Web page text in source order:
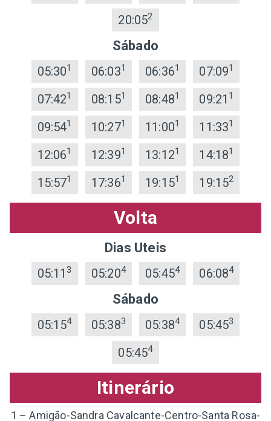
20:052
Sábado
05:301 06:031 06:361 07:091
07:421 08:151 08:481 09:21 1
09:541 10:271 11:001 11:331
12:061 12:391 13:121 14:181
15:571 17:361 19:151 19:152
Volta
Dias Uteis
05:113 05:204 05:454 06:084
Sábado
05:154 05:383 05:384 05:453
05:454
Itinerário
1 – Amigão-Sandra Cavalcante-Centro-Santa Rosa-